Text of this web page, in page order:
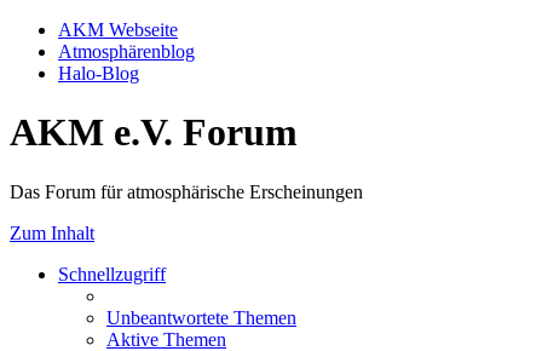
AKM Webseite
Atmosphärenblog
Halo-Blog
AKM e.V. Forum
Das Forum für atmosphärische Erscheinungen
Zum Inhalt
Schnellzugriff
Unbeantwortete Themen
Aktive Themen